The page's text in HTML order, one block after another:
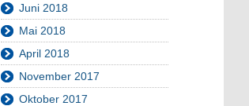
Juni 2018
Mai 2018
April 2018
November 2017
Oktober 2017